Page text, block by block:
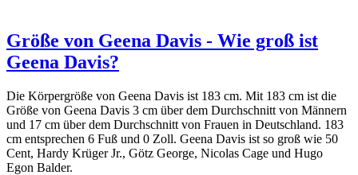
Größe von Geena Davis - Wie groß ist
Geena Davis?
Die Körpergröße von Geena Davis ist 183 cm. Mit 183 cm ist die
Größe von Geena Davis 3 cm über dem Durchschnitt von Männern
und 17 cm über dem Durchschnitt von Frauen in Deutschland. 183
cm entsprechen 6 Fuß und 0 Zoll. Geena Davis ist so groß wie 50
Cent, Hardy Krüger Jr., Götz George, Nicolas Cage und Hugo
Egon Balder.